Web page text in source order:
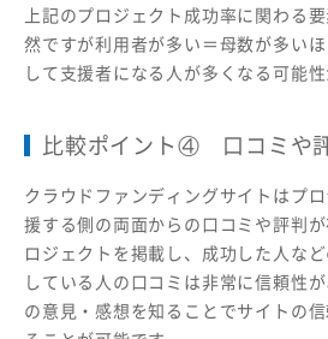
上記のプロジェクト成功率に関わる
然ですが利用者が多い＝母数が多い
して支援者になる人が多くなる可能性
比較ポイント④ 口コミや
クラウドファンディングサイトはプ
援する側の両面からの口コミや評判
ロジェクトを掲載し、成功した人な
している人の口コミは非常に信頼性
の意見・感想を知ることでサイトの